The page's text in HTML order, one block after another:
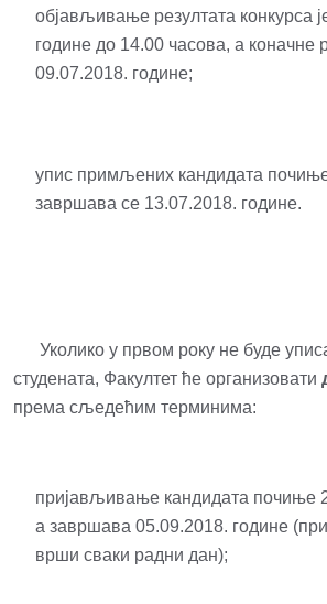
објављивање резултата конкурса
године до 14.00 часова, a коначне
09.07.2018. године;
упис примљених кандидата
завршава се 13.07.2018. године.
Уколико у првом року не буде
студената, Факултет ће организовати
према сљедећим терминима:
пријављивање кандидата почиње
а завршава 05.09.2018. године
врши сваки радни дан);